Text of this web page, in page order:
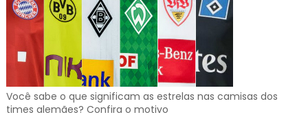
Você sabe o que significam as estrelas nas camisas dos
times alemães? Confira o motivo